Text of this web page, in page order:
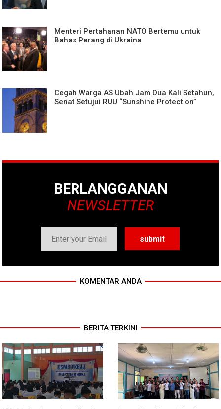
Menteri Pertahanan NATO Bertemu untuk
Bahas Perang di Ukraina
Cegah Warga AS Ubah Jam Dua Kali Setahun,
Senat Setujui RUU “Sunshine Protection”
BERLANGGANAN
NEWSLETTER
KOMENTAR ANDA
BERITA TERKINI